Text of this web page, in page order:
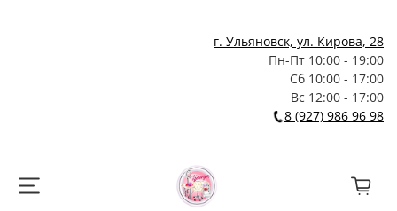
г. Ульяновск, ул. Кирова, 28
Пн-Пт 10:00 - 19:00
Сб 10:00 - 17:00
Вс 12:00 - 17:00
8 (927) 986 96 98